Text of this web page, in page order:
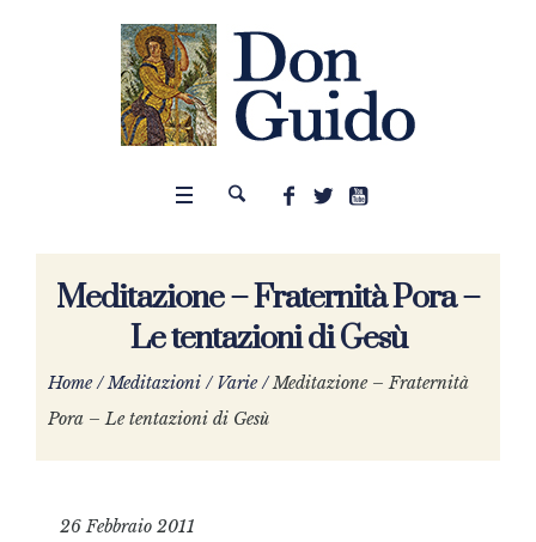
Meditazione – Fraternità Pora –
Le tentazioni di Gesù
Home /Meditazioni /Varie /Meditazione – Fraternità
Pora – Le tentazioni di Gesù
26 Febbraio 2011